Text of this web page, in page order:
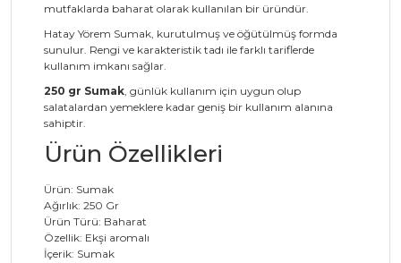
mutfaklarda baharat olarak kullanılan bir üründür.
Hatay Yörem Sumak, kurutulmuş ve öğütülmüş formda
sunulur. Rengi ve karakteristik tadı ile farklı tariflerde
kullanım imkanı sağlar.
250 gr Sumak, günlük kullanım için uygun olup
salatalardan yemeklere kadar geniş bir kullanım alanına
sahiptir.
Ürün Özellikleri
Ürün: Sumak
Ağırlık: 250 Gr
Ürün Türü: Baharat
Özellik: Ekşi aromalı
İçerik: Sumak